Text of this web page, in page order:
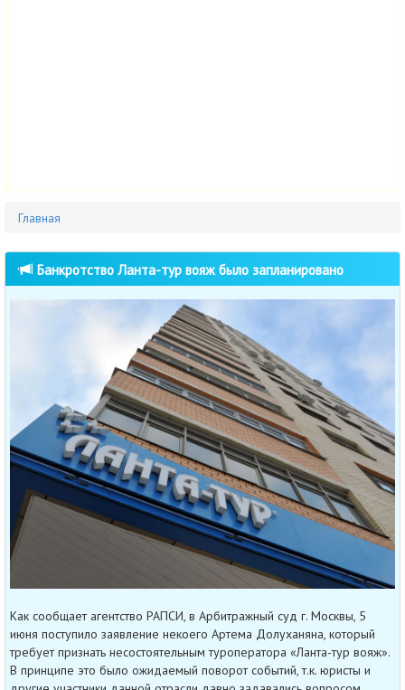
Главная
Банкротство Ланта-тур вояж было запланировано
Как сообщает агентство РАПСИ, в Арбитражный суд г. Москвы, 5
июня поступило заявление некоего Артема Долуханяна, который
требует признать несостоятельным туроператора «Ланта-тур вояж».
В принципе это было ожидаемый поворот событий, т.к. юристы и